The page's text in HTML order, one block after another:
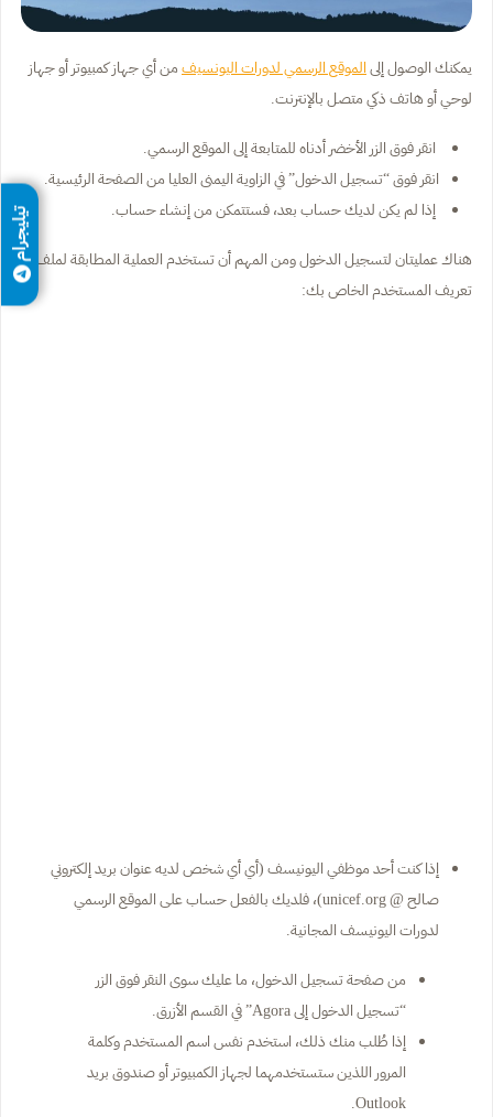
يمكنك الوصول إلىالموقع الرسمي لدورات اليونسيفمن أي جهاز كمبيوتر أو جهاز
لوحي أو هاتف ذكي متصل بالإنترنت.
انقر فوق الزر الأخضر أدناه للمتابعة إلى الموقع الرسمي.
انقر فوق “تسجيل الدخول” في الزاوية اليمنى العليا من الصفحة الرئيسية.
إذا لم يكن لديك حساب بعد، فستتمكن من إنشاء حساب.
هناك عمليتان لتسجيل الدخول ومن المهم أن تستخدم العملية المطابقة لملف
تعريف المستخدم الخاص بك:
إذا كنت أحد موظفي اليونيسف (أي أي شخص لديه عنوان بريد إلكتروني
صالح @ unicef.org)، فلديك بالفعل حساب على الموقع الرسمي
لدورات اليونيسف المجانية.
من صفحة تسجيل الدخول، ما عليك سوى النقر فوق الزر
“تسجيل الدخول إلى Agora” في القسم الأزرق.
إذا طُلب منك ذلك، استخدم نفس اسم المستخدم وكلمة
المرور اللذين ستستخدمهما لجهاز الكمبيوتر أو صندوق بريد
Outlook.
تيليجرام